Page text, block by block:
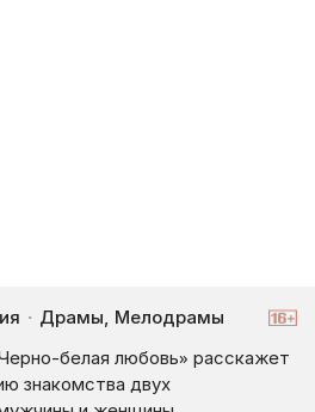
· Драмы, Мелодрамы
белая любовь» расскажет
знакомства двух